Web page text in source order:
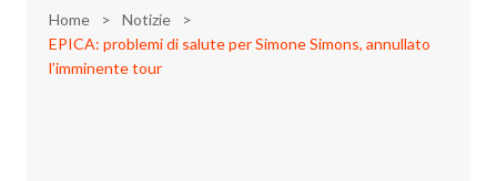
Home
Notizie
EPICA: problemi di salute per Simone Simons, annullato
l’imminente tour